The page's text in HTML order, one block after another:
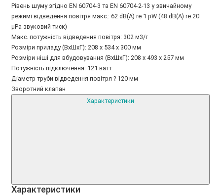
Рівень шуму згідно EN 60704-3 та EN 60704-2-13 у звичайному
режимі відведення повітря макс.: 62 dB(A) re 1 pW (48 dB(A) re 20
µPa звуковий тиск)
Макс. потужність відведення повітря: 302 м3/г
Розміри приладу (ВxШxГ): 208 x 534 x 300 мм
Розміри ніші для вбудовування (ВxШxГ): 208 x 493 x 257 мм
Потужність підключення: 121 ватт
Діаметр труби відведення повітря ? 120 мм
Зворотний клапан
Xарактеристики